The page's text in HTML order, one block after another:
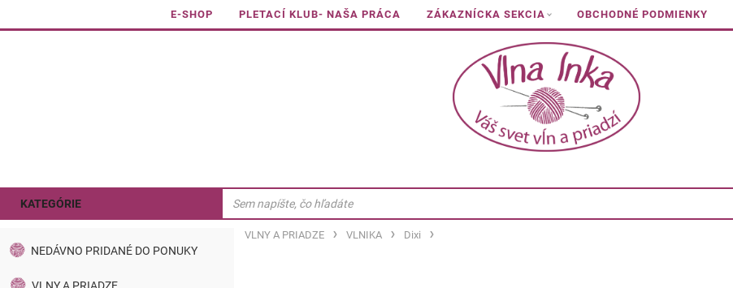
E-SHOP PLETACÍ KLUB- NAŠA PRÁCA ZÁKAZNÍCKA SEKCIA OBCHODNÉ PODMIENKY
KATEGÓRIE
NEDÁVNO PRIDANÉ DO PONUKY
VLNY A PRIADZE VLNIKA Dixi